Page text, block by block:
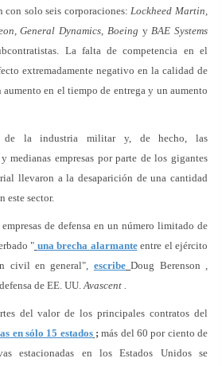
con solo seis corporaciones:Lockheed Martin,
General Dynamics, Boeing yBAE Systems
La falta de competencia en el
extremadamente negativo en la calidad de
en el tiempo de entrega y un aumento
de la industria militar y, de hecho, las
medianas empresas por parte de los gigantes
llevaron a la desaparición de una cantidad
este sector.
de defensa en un número limitado de
" una brecha alarmanteentre el ejército
civil en general", escribe Doug Berenson ,
de EE. UU.Avascent .
del valor de los principales contratos del
en sólo 15 estados; más del 60 por ciento de
estacionadas en los Estados Unidos se